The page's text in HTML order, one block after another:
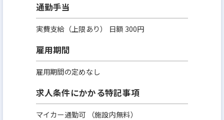
通勤手当
実費支給（上限あり） 日額 300円
雇用期間
雇用期間の定めなし
求人条件にかかる特記事項
マイカー通勤可 （施設内無料）